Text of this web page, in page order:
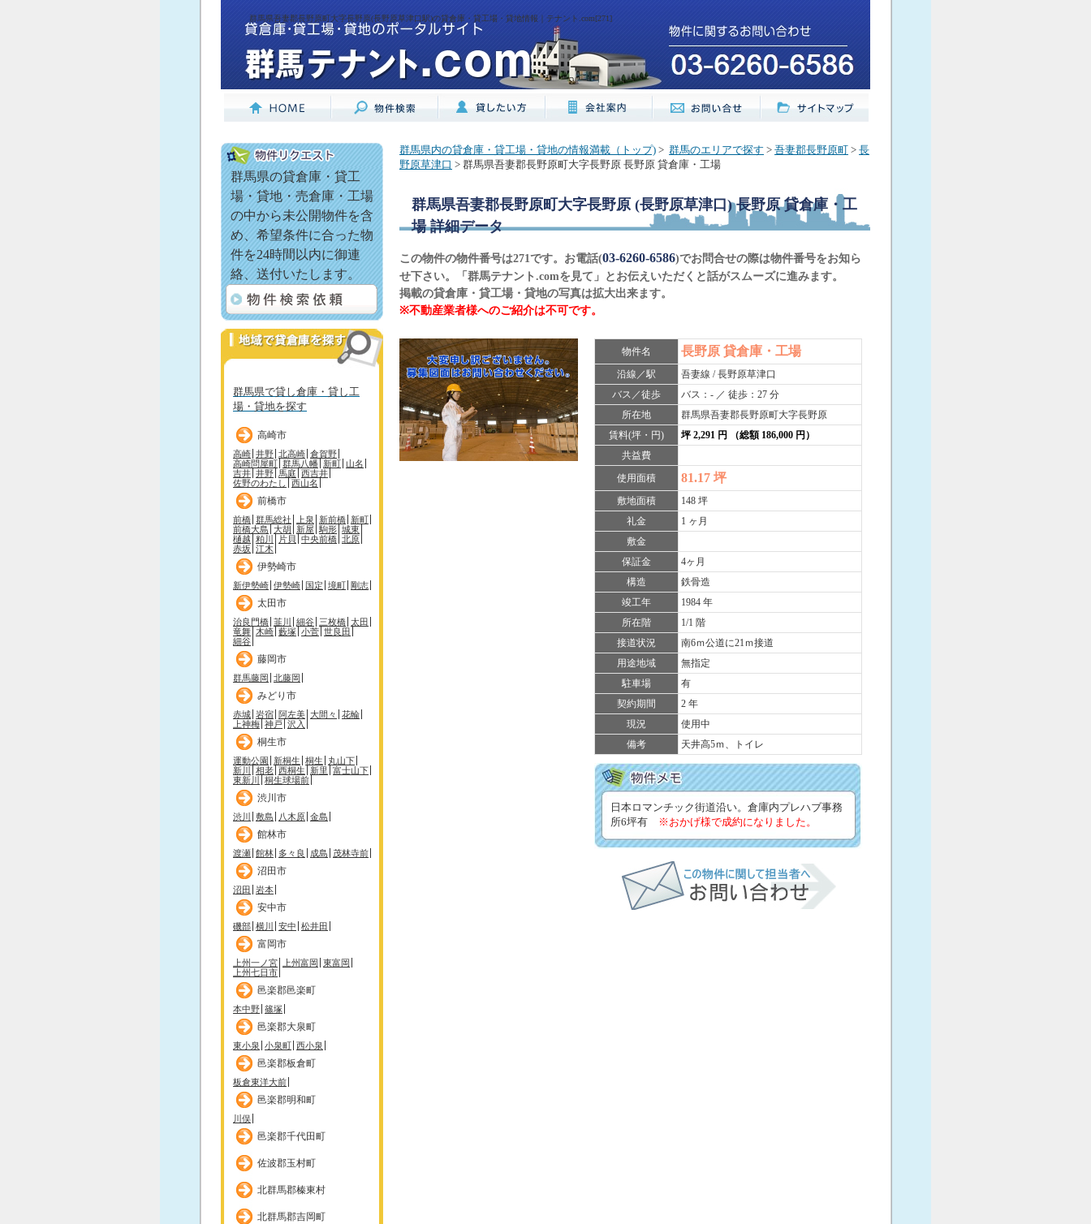
群馬県吾妻郡長野原町大字長野原(長野原草津口駅)の貸倉庫・貸工場・貸地情報｜テナント.com[271]
群馬県の貸倉庫・貸工
場・貸地・売倉庫・工場
の中から未公開物件を含
め、希望条件に合った物
件を24時間以内に御連
絡、送付いたします。
群馬県で貸し倉庫・貸し工
場・貸地を探す
高崎市
高崎 井野 北高崎 倉賀野
高崎問屋町 群馬八幡 新町 山名
吉井 井野 馬庭 西吉井
佐野のわたし
西山名
前橋市
前橋 群馬総社 上泉 新前橋 新町
前橋大島 大胡 新屋 駒形 城東
樋越 粕川 片貝 中央前橋 北原
赤坂 江木
伊勢崎市
新伊勢崎 伊勢崎 国定 境町 剛志
太田市
治良門橋 韮川 細谷 三枚橋 太田
竜舞 木崎 藪塚 小菅 世良田
細谷
藤岡市
群馬藤岡 北藤岡
みどり市
赤城 岩宿 阿左美 大間々
花輪
上神梅 神戸 沢入
桐生市
運動公園 新桐生 桐生
丸山下
新川
相老 西桐生 新里 富士山下
東新川
桐生球場前
渋川市
渋川 敷島 八木原 金島
館林市
渡瀬 館林 多々良 成島 茂林寺前
沼田市
沼田 岩本
安中市
磯部 横川 安中 松井田
富岡市
上州一ノ宮 上州富岡 東富岡
上州七日市
邑楽郡邑楽町
本中野 篠塚
邑楽郡大泉町
東小泉 小泉町 西小泉
邑楽郡板倉町
板倉東洋大前
邑楽郡明和町
川俣
邑楽郡千代田町
佐波郡玉村町
北群馬郡榛東村
北群馬郡吉岡町
群馬県内の貸倉庫・貸工場・貸地の情報満載（トップ) > 群馬のエリアで探す > 吾妻郡長野原町 > 長
野原草津口 > 群馬県吾妻郡長野原町大字長野原 長野原 貸倉庫・工場
群馬県吾妻郡長野原町大字長野原 (長野原草津口) 長野原 貸倉庫・工
場詳細データ
この物件の物件番号は271です。お電話(03-6260-6586)でお問合せの際は物件番号をお知ら
せ下さい。「群馬テナント.comを見て」とお伝えいただくと話がスムーズに進みます。
掲載の貸倉庫・貸工場・貸地の写真は拡大出来ます。
※不動産業者様へのご紹介は不可です。
物件名 長野原 貸倉庫・工場
沿線／駅
吾妻線 / 長野原草津口
バス／徒歩
バス：- ／ 徒歩：27 分
所在地
群馬県吾妻郡長野原町大字長野原
賃料(坪・円)
坪 2,291 円 （総額 186,000 円）
共益費
使用面積
81.17 坪
敷地面積
148 坪
礼金
1 ヶ月
敷金
保証金
4ヶ月
構造
鉄骨造
竣工年
1984 年
所在階
1/1 階
接道状況
南6ｍ公道に21ｍ接道
用途地域
無指定
駐車場
有
契約期間
2 年
現況
使用中
備考
天井高5ｍ、トイレ
日本ロマンチック街道沿い。倉庫内プレハブ事務
所6坪有
※おかげ様で成約になりました。